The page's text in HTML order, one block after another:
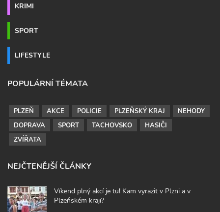
KRIMI
SPORT
LIFESTYLE
POPULÁRNÍ TÉMATA
PLZEŇ AKCE POLICIE PLZEŇSKÝ KRAJ
NEHODY
DOPRAVA
SPORT TACHOVSKO
HASIČI
ZVÍŘATA
NEJČTENĚJŠÍ ČLÁNKY
Víkend plný akcí je tu! Kam vyrazit v Plzni a v
Plzeňském kraji?